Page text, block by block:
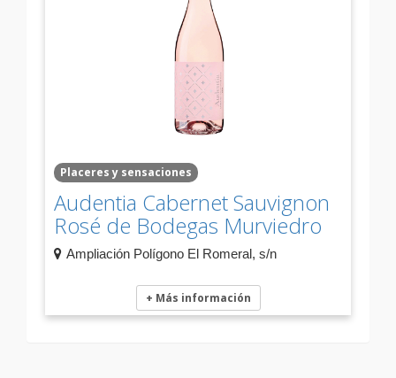
Placeres y sensaciones
Audentia Cabernet Sauvignon
Rosé de Bodegas Murviedro
Ampliación Polígono El Romeral, s/n
+ Más información